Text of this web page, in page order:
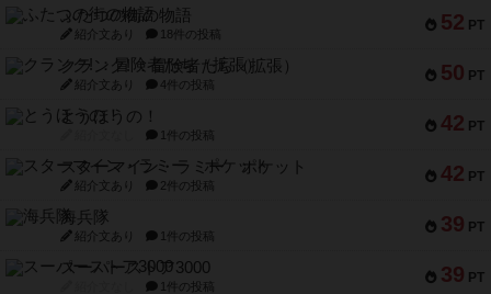
52 PT
ふたつの街の物語
紹介文あり 18件の投稿
50 PT
クランク! ：冒険者たち（拡張）
紹介文あり 4件の投稿
42 PT
とうほうの！
1件の投稿
42 PT
スターマイン・ラミー ポケット
紹介文あり 2件の投稿
39 PT
海兵隊
紹介文あり 1件の投稿
39 PT
スーパーストア3000
1件の投稿